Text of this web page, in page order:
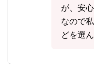
が、安
なので
どを選